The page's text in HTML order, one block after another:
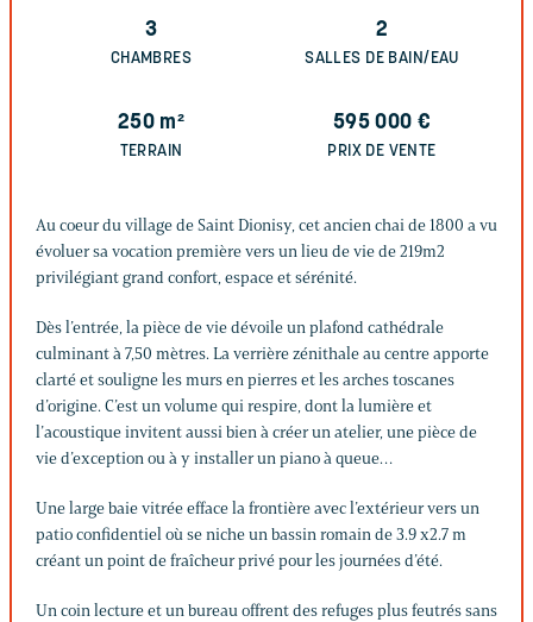
3
CHAMBRES
2
SALLES DE BAIN/EAU
250 m²
TERRAIN
595 000 €
PRIX DE VENTE
Au coeur du village de Saint Dionisy, cet ancien chai de 1800 a vu
évoluer sa vocation première vers un lieu de vie de 219m2
privilégiant grand confort, espace et sérénité.
Dès l’entrée, la pièce de vie dévoile un plafond cathédrale
culminant à 7,50 mètres. La verrière zénithale au centre apporte
clarté et souligne les murs en pierres et les arches toscanes
d’origine. C’est un volume qui respire, dont la lumière et
l’acoustique invitent aussi bien à créer un atelier, une pièce de
vie d’exception ou à y installer un piano à queue…
Une large baie vitrée efface la frontière avec l’extérieur vers un
patio confidentiel où se niche un bassin romain de 3.9 x2.7 m
créant un point de fraîcheur privé pour les journées d’été.
Un coin lecture et un bureau offrent des refuges plus feutrés sans